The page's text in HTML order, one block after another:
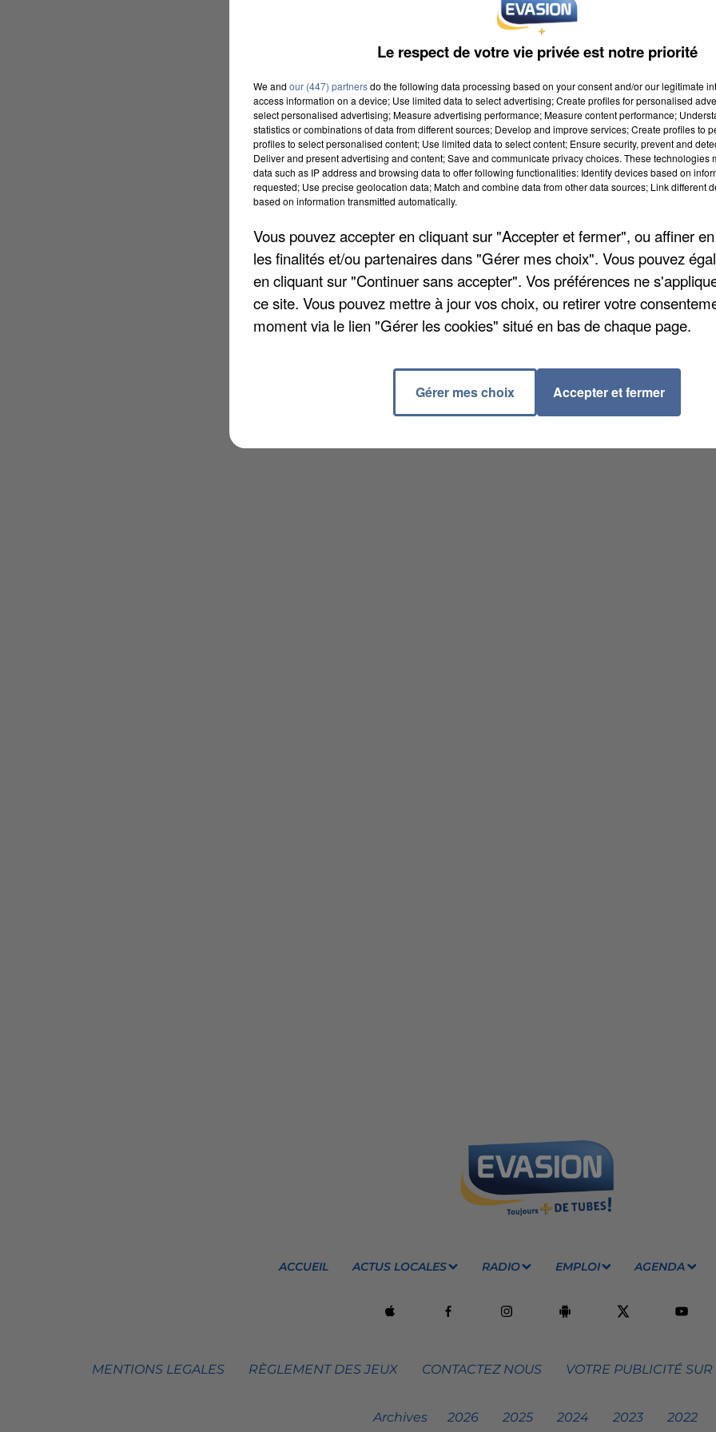
ACCUEIL ACTUS LOCALES RADIO EMPLOI AGENDA
MENTIONS LEGALES RÈGLEMENT DES JEUX CONTACTEZ NOUS VOTRE PUBLICITÉ
Archives 2026 2025 2024 2023 2022
Le respect de votre vie privée est notre priorité
We and our (447) partnersdo the following data processing based on your consent and/or our legitimate
access information on a device; Use limited data to select advertising; Create profiles for personalised
select personalised advertising; Measure advertising performance; Measure content performance;
statistics or combinations of data from different sources; Develop and improve services; Create profiles to
profiles to select personalised content; Use limited data to select content; Ensure security, prevent and
Deliver and present advertising and content; Save and communicate privacy choices. These technologies
data such as IP address and browsing data to offer following functionalities: Identify devices based on
requested; Use precise geolocation data; Match and combine data from other data sources; Link different
based on information transmitted automatically.
Vous pouvez accepter en cliquant sur "Accepter et fermer", ou affiner
les finalités et/ou partenaires dans "Gérer mes choix". Vous pouvez
en cliquant sur "Continuer sans accepter". Vos préférences ne
ce site. Vous pouvez mettre à jour vos choix, ou retirer votre
moment via le lien "Gérer les cookies" situé en bas de chaque page.
Gérer mes choix Accepter et fermer